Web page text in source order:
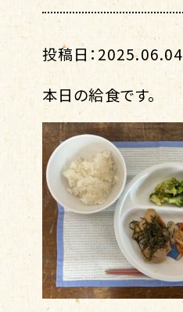
投稿日：2025.06.04
本日の給食です。